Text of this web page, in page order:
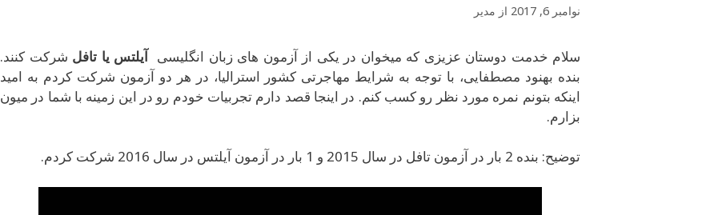
نوامبر 6, 2017 از مدیر
سلام خدمت دوستان عزیزی که میخوان در یکی از آزمون های زبان انگلیسی آیلتس یا تافل شرکت کنند.
بنده بهنود مصطفایی، با توجه به شرایط مهاجرتی کشور استرالیا، در هر دو آزمون شرکت کردم به امید
اینکه بتونم نمره مورد نظر رو کسب کنم. در اینجا قصد دارم تجربیات خودم رو در این زمینه با شما در میون
بزارم.
توضیح: بنده 2 بار در آزمون تافل در سال 2015 و 1 بار در آزمون آیلتس در سال 2016 شرکت کردم.